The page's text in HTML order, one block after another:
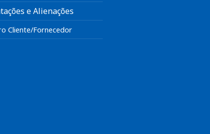
e Alienações
Cliente/Fornecedor